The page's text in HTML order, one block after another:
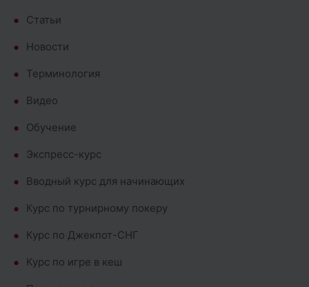
Cтатьи
Новости
Терминология
Видео
Обучение
Экспресс-курс
Вводный курс для начинающих
Курс по турнирному покеру
Курс по Джекпот-СНГ
Курс по игре в кеш